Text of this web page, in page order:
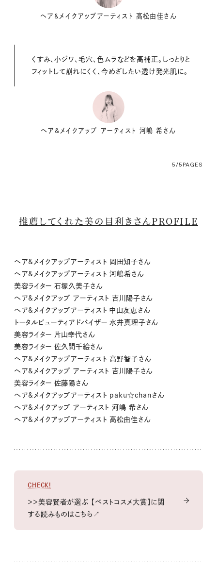
ヘア&メイクアップアーティスト 高松由佳さん
くすみ、小ジワ、毛穴、色ムラなどを高補正。しっとりと
フィットして崩れにくく、今めざしたい透け発光肌に。
ヘア&メイクアップ アーティスト 河嶋 希さん
5/5 PAGES
推薦してくれた美の目利きさんPROFILE
ヘア&メイクアップアーティスト 岡田知子さん
ヘア&メイクアップアーティスト 河嶋希さん
美容ライター 石塚久美子さん
ヘア&メイクアップ アーティスト 吉川陽子さん
ヘア&メイクアップアーティスト 中山友恵さん
トータルビューティアドバイザー 水井真理子さん
美容ライター 片山幸代さん
美容ライター 佐久間千絵さん
ヘア&メイクアップアーティスト 高野智子さん
ヘア&メイクアップ アーティスト 吉川陽子さん
美容ライター 佐藤陽さん
ヘア&メイクアップアーティスト paku☆chanさん
ヘア&メイクアップ アーティスト 河嶋 希さん
ヘア&メイクアップアーティスト 高松由佳さん
CHECK!
＞＞美容賢者が選ぶ 【ベストコスメ大賞】に関
する読みものはこちら↗